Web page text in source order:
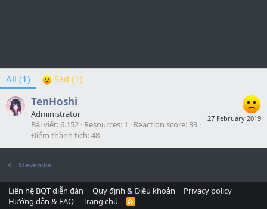
All (1) Sad (1)
27 February 2019
TenHoshi
Administrator
Bài viết 6.152 Resources 1 Reaction score 33
Điểm thành tích 48
Stevendie
Liên hệ BQT diễn đàn Quy định & Điều khoản
Privacy policy
Hướng dẫn & FAQ
Trang chủ
R